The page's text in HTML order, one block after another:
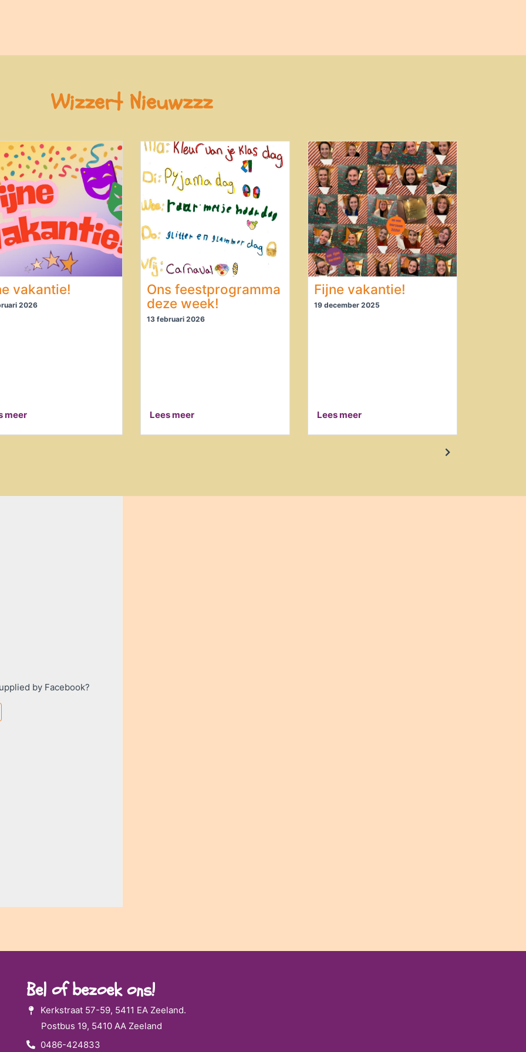
Wizzert Nieuwzzz
vakantie!
2026
meer
Ons feestprogramma
deze week!
13 februari 2026
Lees meer
Fijne vakantie!
19 december 2025
Lees meer
by Facebook?
Bel of bezoek ons!
Kerkstraat 57-59, 5411 EA Zeeland.
Postbus 19, 5410 AA Zeeland
0486-424833